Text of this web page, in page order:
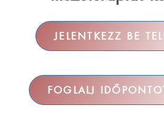
JELENTKEZZ BE
FOGLALJ